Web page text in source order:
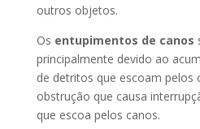
outros objetos.
Os entupimentos de canos
principalmente devido ao
de detritos que escoam pelos
obstrução que causa
que escoa pelos canos.